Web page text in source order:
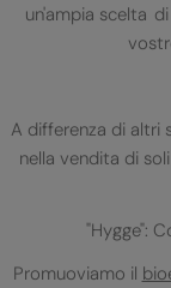
un'ampia scelta
A differenza di altri
nella vendita di
"Hygge":
Promuoviamo il